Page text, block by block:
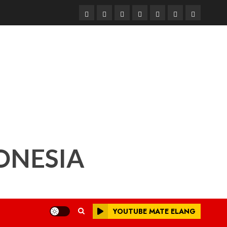
BerandaNasionalDaerahHukum
dan
Pendidikan
Box
Redaksi
Iklan
YOUTUBE MATE ELANG